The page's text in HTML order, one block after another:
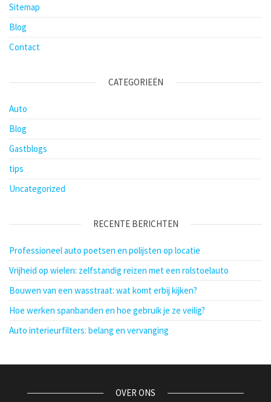
Sitemap
Blog
Contact
CATEGORIEËN
Auto
Blog
Gastblogs
tips
Uncategorized
RECENTE BERICHTEN
Professioneel auto poetsen en polijsten op locatie
Vrijheid op wielen: zelfstandig reizen met een rolstoelauto
Bouwen van een wasstraat: wat komt erbij kijken?
Hoe werken spanbanden en hoe gebruik je ze veilig?
Auto interieurfilters: belang en vervanging
OVER ONS